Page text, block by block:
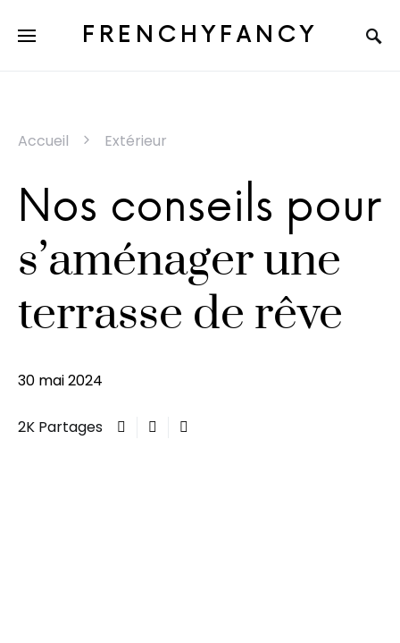
FRENCHYFANCY
Accueil Extérieur
Nos conseils pour
s’aménager une
terrasse de rêve
30 mai 2024
2K Partages